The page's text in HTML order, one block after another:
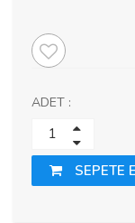
ADET :
SEPETE